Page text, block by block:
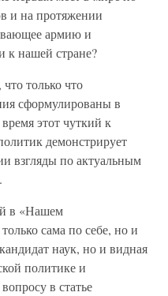
и на протяжении
армию и
к нашей стране?
только что
сформулированы в
этот чуткий к
демонстрирует
взгляды по актуальным
в «Нашем
сама по себе, но и
наук, но и видная
политике и
в статье